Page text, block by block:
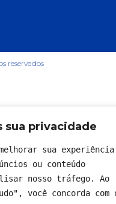
sua privacidade
sua
ou conteúdo
nosso tráfego. Ao
você concorda com
reservados